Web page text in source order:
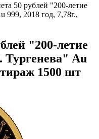
50 рублей "200-летие
999, 2018 год, 7,78г.,
"200-летие
Тургенева" Au
тираж 1500 шт